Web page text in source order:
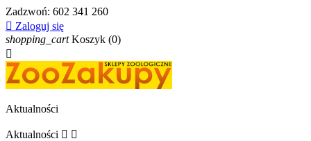
Zadzwoń: 602 341 260
 Zaloguj się
shopping_cart Koszyk (0)

Aktualności
Aktualności  